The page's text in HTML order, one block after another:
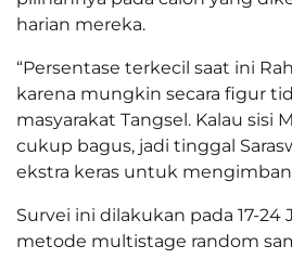
harian mereka.
“Persentase terkecil saat ini
karena mungkin secara figur
masyarakat Tangsel. Kalau sisi
cukup bagus, jadi tinggal
ekstra keras untuk
Survei ini dilakukan pada 17-24
metode multistage random